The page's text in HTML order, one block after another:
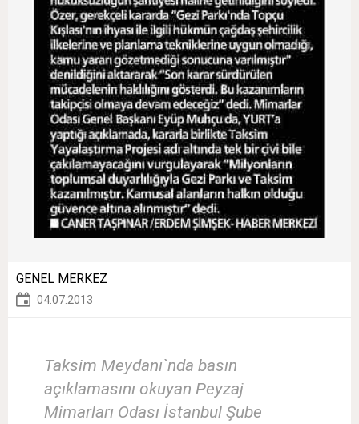
GENEL MERKEZ
04.07.2013
Taksim Meydanı`nda basın
açıklamasını okuyan Peyzaj
Mimarları Odası İstanbul Şube